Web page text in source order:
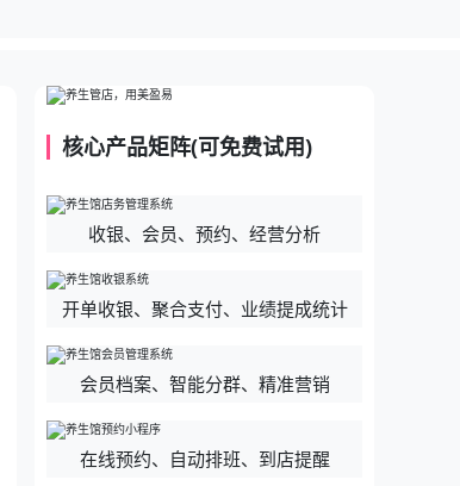
核心产品矩阵(可免费试用)
收银、会员、预约、经营分析
开单收银、聚合支付、业绩提成统计
会员档案、智能分群、精准营销
在线预约、自动排班、到店提醒